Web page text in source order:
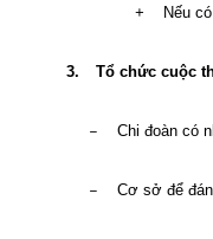
+ Nếu
3. Tổ chức cuộc
– Chi đoàn có
– Cơ sở để